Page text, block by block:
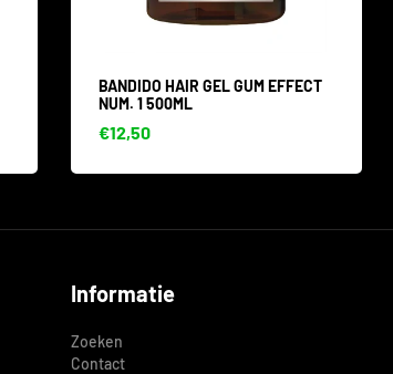
BANDIDO HAIR GEL GUM EFFECT
NUM. 1 500ML
€12,50
Informatie
Zoeken
Contact